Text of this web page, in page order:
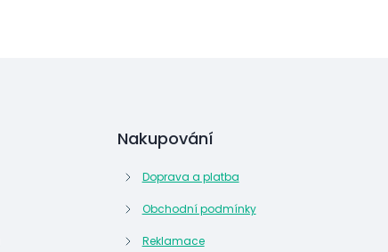
Nakupování
Doprava a platba
Obchodní podmínky
Reklamace